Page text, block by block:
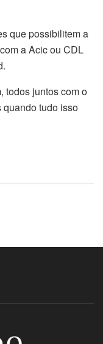
que possibilitem a
a Acic ou CDL
todos juntos com o
quando tudo isso